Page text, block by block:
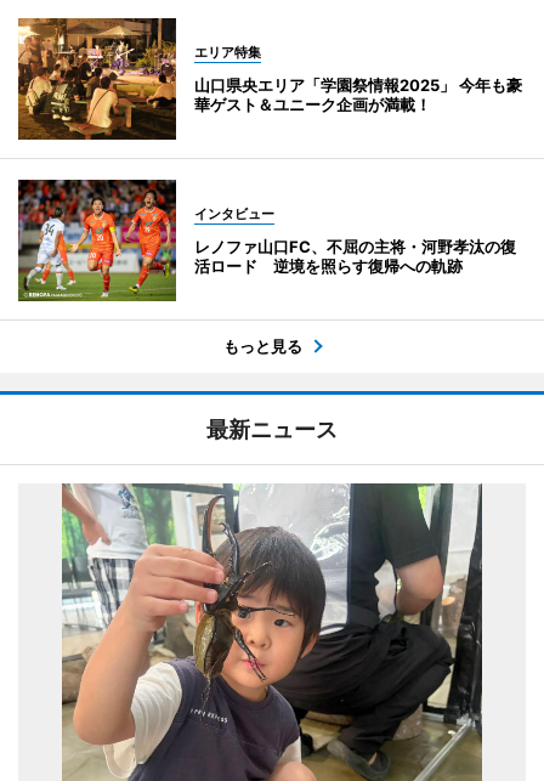
エリア特集
山口県央エリア「学園祭情報2025」 今年も豪
華ゲスト＆ユニーク企画が満載！
インタビュー
レノファ山口FC、不屈の主将・河野孝汰の復
活ロード 逆境を照らす復帰への軌跡
もっと見る
最新ニュース